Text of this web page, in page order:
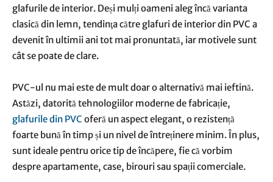
glafurile de interior. Deși mulți oameni aleg încă varianta
clasică din lemn, tendinţa către glafuri de interior din PVC a
devenit în ultimii ani tot mai pronuntată, iar motivele sunt
cât se poate de clare.
PVC-ul nu mai este de mult doar o alternativă mai ieftină.
Astăzi, datorită tehnologiilor moderne de fabricație,
glafurile din PVC oferă un aspect elegant, o rezistență
foarte bună în timp și un nivel de întreținere minim. În plus,
sunt ideale pentru orice tip de încăpere, fie că vorbim
despre apartamente, case, birouri sau spații comerciale.